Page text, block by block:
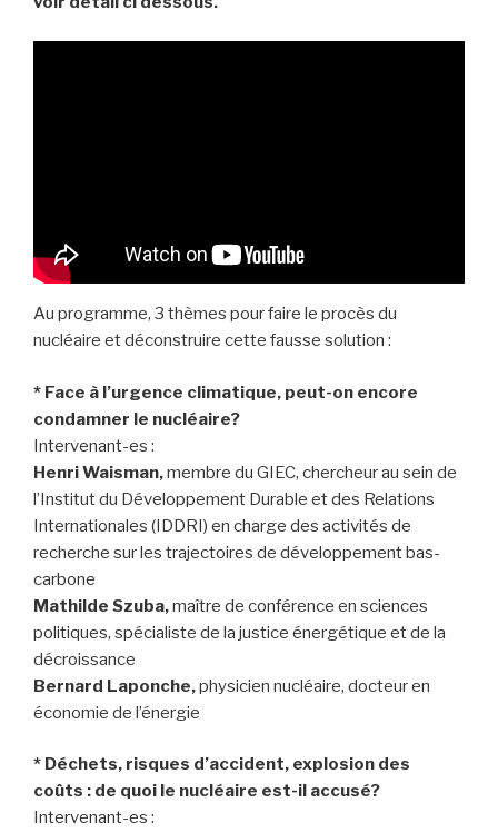
Au programme, 3 thèmes pour faire le procès du
nucléaire et déconstruire cette fausse solution :
* Face à l’urgence climatique, peut-on encore
condamner le nucléaire?
Intervenant-es :
Henri Waisman,membre du GIEC, chercheur au sein de
l’Institut du Développement Durable et des Relations
Internationales (IDDRI) en charge des activités de
recherche sur les trajectoires de développement bas-
carbone
Mathilde Szuba,maître de conférence en sciences
politiques, spécialiste de la justice énergétique et de la
décroissance
Bernard Laponche,physicien nucléaire, docteur en
économie de l’énergie
* Déchets, risques d’accident, explosion des
coûts : de quoi le nucléaire est-il accusé?
Intervenant-es :